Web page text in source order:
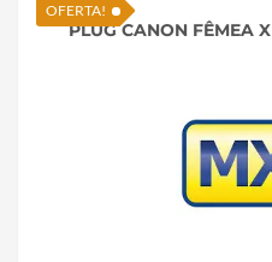
OFERTA!
PLUG CANON FÊMEA